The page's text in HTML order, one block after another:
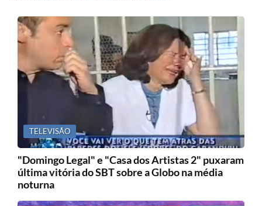
TELEVISÃO
"Domingo Legal" e "Casa dos Artistas 2" puxaram
última vitória do SBT sobre a Globo na média
noturna